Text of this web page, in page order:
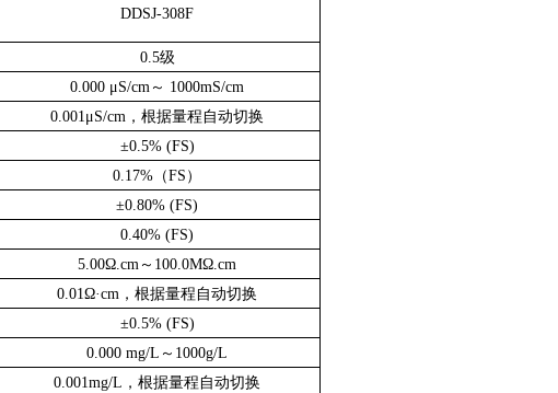
DDSJ-308F
0.5级
0.000 μS/cm～ 1000mS/cm
0.001μS/cm，根据量程自动切换
±0.5% (FS)
0.17%（FS）
±0.80% (FS)
0.40% (FS)
5.00Ω.cm～100.0MΩ.cm
0.01Ω·cm，根据量程自动切换
±0.5% (FS)
0.000 mg/L～1000g/L
0.001mg/L，根据量程自动切换